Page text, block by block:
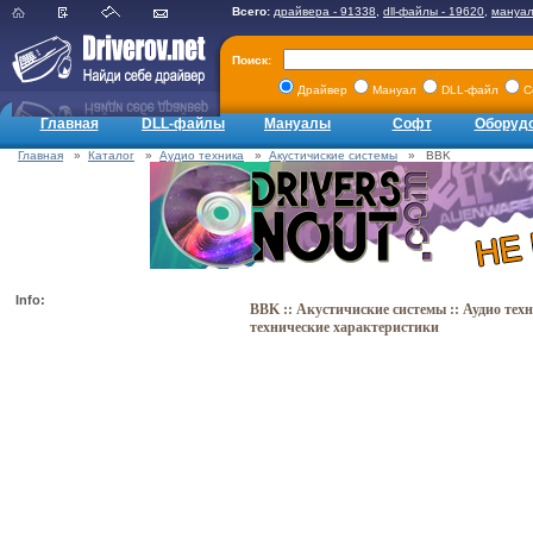
Всего: драйвера - 91338 dll-файлы - 19620
Поиск:
Драйвер Мануал DLL-файл
Главная DLL-файлы Мануалы Софт
Главная » Каталог » Аудио техника » Акустичиские системы » BBK
Info:
BBK :: Акустичиские системы :: Аудио
технические характеристики